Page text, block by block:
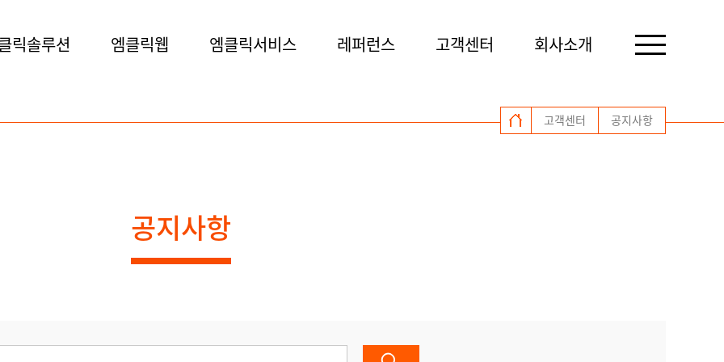
릭솔루션 엠클릭웹 엠클릭서비스 레퍼런스 고객센터 회사소개
고객센터 공지사항
공지사항